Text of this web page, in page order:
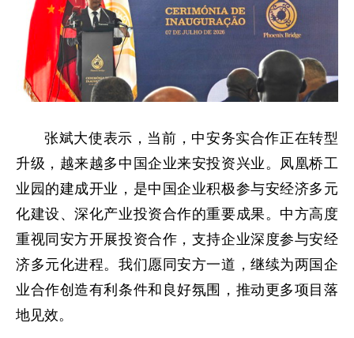
张斌大使表示，当前，中安务实合作正在转型
升级，越来越多中国企业来安投资兴业。凤凰桥工
业园的建成开业，是中国企业积极参与安经济多元
化建设、深化产业投资合作的重要成果。中方高度
重视同安方开展投资合作，支持企业深度参与安经
济多元化进程。我们愿同安方一道，继续为两国企
业合作创造有利条件和良好氛围，推动更多项目落
地见效。